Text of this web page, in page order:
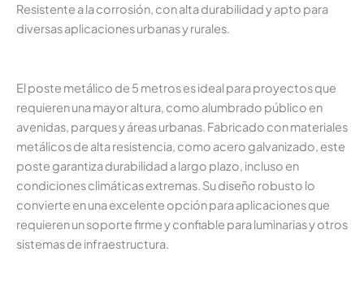
Resistente a la corrosión, con alta durabilidad y apto para
diversas aplicaciones urbanas y rurales.
El poste metálico de 5 metros es ideal para proyectos que
requieren una mayor altura, como alumbrado público en
avenidas, parques y áreas urbanas. Fabricado con materiales
metálicos de alta resistencia, como acero galvanizado, este
poste garantiza durabilidad a largo plazo, incluso en
condiciones climáticas extremas. Su diseño robusto lo
convierte en una excelente opción para aplicaciones que
requieren un soporte firme y confiable para luminarias y otros
sistemas de infraestructura.